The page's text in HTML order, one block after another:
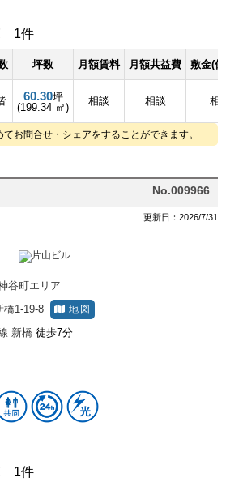
1件
坪数 月額賃料 月額共益費 敷金(
60.30坪
(199.34 ㎡)
相談 相談 相
お問合せ・シェアをすることができます。
No.009966
更新日：2026/7/31
谷町エリア
橋1-19-8 地図
新橋 徒歩7分
1件